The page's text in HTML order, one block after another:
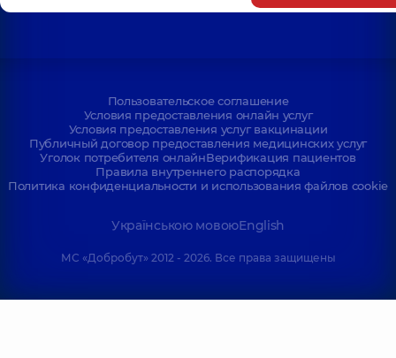
Пользовательское соглашение
Условия предоставления онлайн услуг
Условия предоставления услуг вакцинации
Публичный договор предоставления медицинских услуг
Уголок потребителя онлайнВерификация пациентов
Правила внутреннего распорядка
Политика конфиденциальности и использования файлов cookie
Українською мовоюEnglish
МС «Добробут» 2012 - 2026. Все права защищены